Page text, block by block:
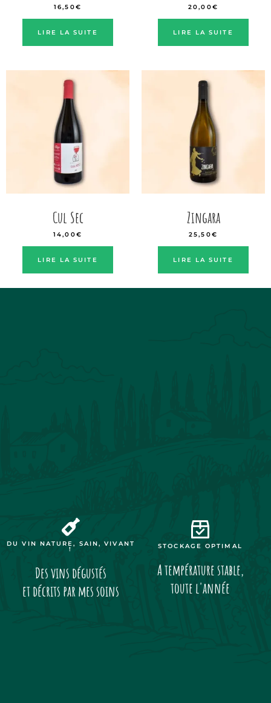
16,50€
LIRE LA SUITE
20,00€
LIRE LA SUITE
Cul Sec
14,00€
LIRE LA SUITE
Zingara
25,50€
LIRE LA SUITE
DU VIN NATURE, SAIN, VIVANT
!
Des vins dégustés
et décrits par mes soins
STOCKAGE OPTIMAL
A température stable,
toute l'année